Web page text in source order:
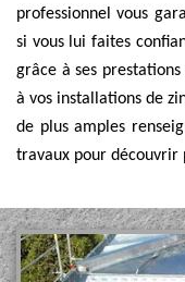
professionnel vous
si vous lui faites
grâce à ses
à vos installations de
de plus amples
travaux pour découvrir